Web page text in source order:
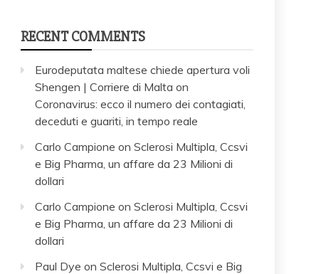
RECENT COMMENTS
Eurodeputata maltese chiede apertura voli
Shengen | Corriere di Malta on
Coronavirus: ecco il numero dei contagiati,
deceduti e guariti, in tempo reale
Carlo Campione on Sclerosi Multipla, Ccsvi
e Big Pharma, un affare da 23 Milioni di
dollari
Carlo Campione on Sclerosi Multipla, Ccsvi
e Big Pharma, un affare da 23 Milioni di
dollari
Paul Dye on Sclerosi Multipla, Ccsvi e Big